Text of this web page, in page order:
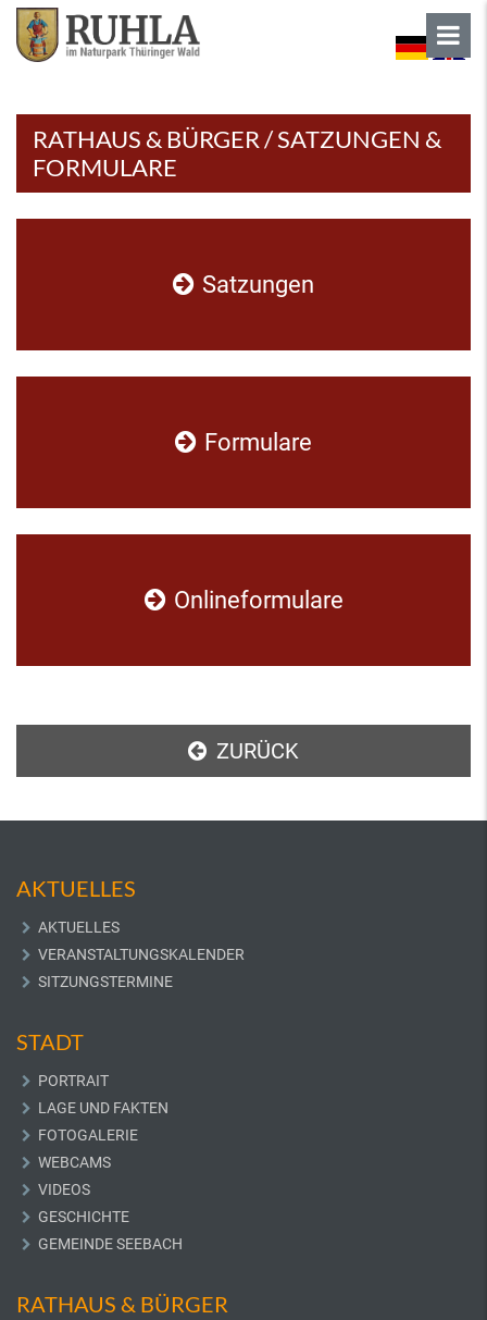
RATHAUS & BÜRGER / SATZUNGEN &
FORMULARE
Satzungen
Formulare
Onlineformulare
ZURÜCK
AKTUELLES
AKTUELLES
VERANSTALTUNGSKALENDER
SITZUNGSTERMINE
STADT
PORTRAIT
LAGE UND FAKTEN
FOTOGALERIE
WEBCAMS
VIDEOS
GESCHICHTE
GEMEINDE SEEBACH
RATHAUS & BÜRGER